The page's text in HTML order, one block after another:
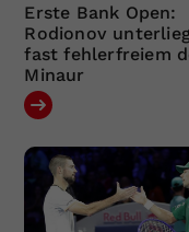
Erste Bank Open:
Rodionov
fast fehlerfreiem
Minaur